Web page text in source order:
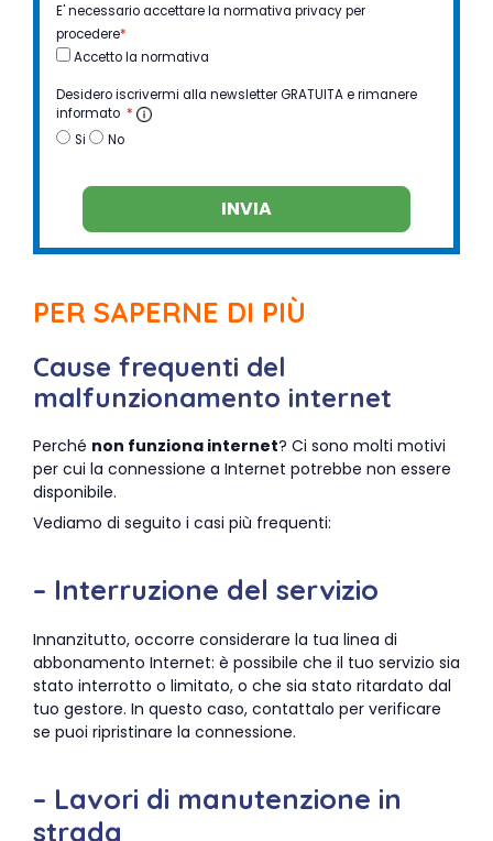
E' necessario accettare la normativa privacy per
procedere*
Accetto la normativa
Desidero iscrivermi alla newsletter GRATUITA e rimanere
informato *
Si
No
INVIA
PER SAPERNE DI PIÙ
Cause frequenti del
malfunzionamento internet
Perché non funziona internet? Ci sono molti motivi
per cui la connessione a Internet potrebbe non essere
disponibile.
Vediamo di seguito i casi più frequenti:
– Interruzione del servizio
Innanzitutto, occorre considerare la tua linea di
abbonamento Internet: è possibile che il tuo servizio sia
stato interrotto o limitato, o che sia stato ritardato dal
tuo gestore. In questo caso, contattalo per verificare
se puoi ripristinare la connessione.
– Lavori di manutenzione in
strada